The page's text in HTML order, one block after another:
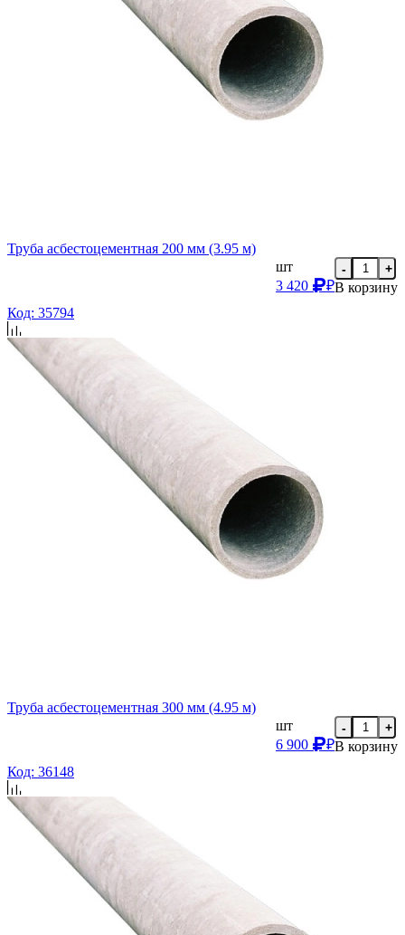
Труба асбестоцементная 200 мм (3.95 м)
шт
3 420
₽
- +
В корзину
Код: 35794
Труба асбестоцементная 300 мм (4.95 м)
шт
6 900
₽
- +
В корзину
Код: 36148